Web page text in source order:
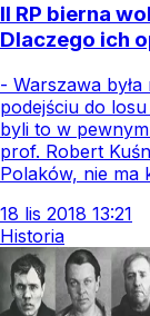
II RP bierna
Dlaczego ich
- Warszawa
podejściu do
byli to w
prof. Robert
Polaków, nie ma
18 lis 2018 13:21
Historia